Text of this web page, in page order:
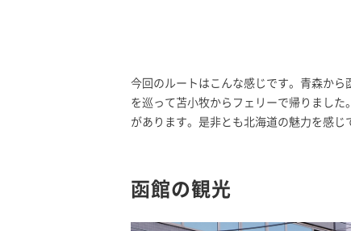
今回のルートはこんな感じです。青森か
を巡って苫小牧からフェリーで帰りまし
があります。是非とも北海道の魅力を感じ
函館の観光